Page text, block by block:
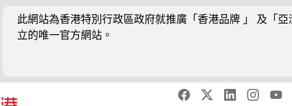
此網站為香港特別行政區政府就推廣「香港品牌 」 及「
立的唯一官方網站。